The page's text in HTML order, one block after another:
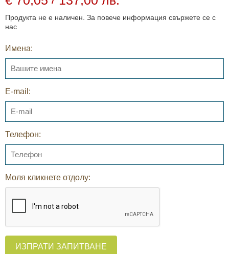
Продукта не е наличен. За повече информация свържете се с
нас
Имена:
E-mail:
Телефон:
Моля кликнете отдолу:
ИЗПРАТИ ЗАПИТВАНЕ